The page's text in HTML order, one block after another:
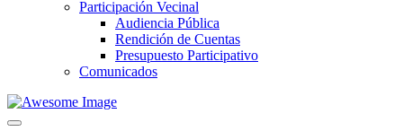
Participación Vecinal
Audiencia Pública
Rendición de Cuentas
Presupuesto Participativo
Comunicados